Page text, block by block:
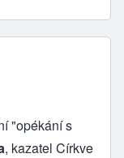
"opékání s
, kazatel Církve